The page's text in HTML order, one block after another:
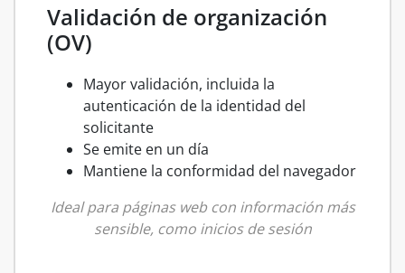
Validación de organización
(OV)
Mayor validación, incluida la
autenticación de la identidad del
solicitante
Se emite en un día
Mantiene la conformidad del navegador
Ideal para páginas web con información más
sensible, como inicios de sesión